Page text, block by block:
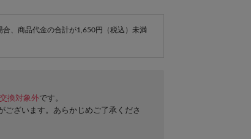
合、商品代金の合計が1,650円（税込）未満
換対象外です。
ございます。あらかじめご了承くださ